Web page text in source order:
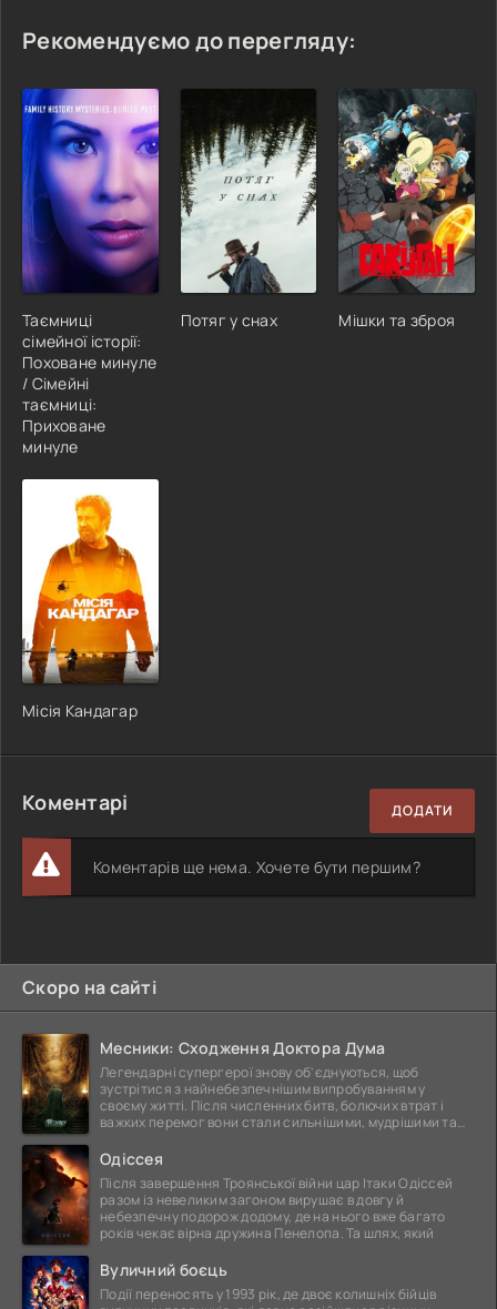
Рекомендуємо до перегляду:
Таємниці
сімейної історії:
Поховане минуле
/ Сімейні
таємниці:
Приховане
минуле
Потяг у снах Мішки та зброя
Місія Кандагар
Коментарі ДОДАТИ
Коментарів ще нема. Хочете бути першим?
Скоро на сайті
Месники: Сходження Доктора Дума
Легендарні супергерої знову об'єднуються, щоб
зустрітися з найнебезпечнішим випробуванням у
своєму житті. Після численних битв, болючих втрат і
важких перемог вони стали сильнішими, мудрішими та
Одіссея
Після завершення Троянської війни цар Ітаки Одіссей
разом із невеликим загоном вирушає в довгу й
небезпечну подорож додому, де на нього вже багато
років чекає вірна дружина Пенелопа. Та шлях, який
Вуличний боєць
Події переносять у 1993 рік, де двоє колишніх бійців